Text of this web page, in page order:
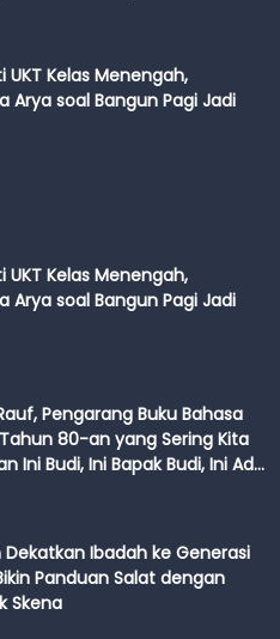
UKT Kelas Menengah,
Arya soal Bangun Pagi Jadi
UKT Kelas Menengah,
Arya soal Bangun Pagi Jadi
Pengarang Buku Bahasa
80-an yang Sering Kita
Ini Budi, Ini Bapak Budi, Ini Adik
Ibadah ke Generasi
Panduan Salat dengan
Skena